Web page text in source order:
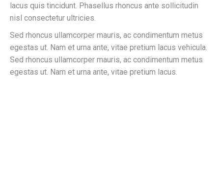
lacus quis tincidunt. Phasellus rhoncus ante sollicitudin
nisl consectetur ultricies.
Sed rhoncus ullamcorper mauris, ac condimentum metus
egestas ut. Nam et urna ante, vitae pretium lacus vehicula.
Sed rhoncus ullamcorper mauris, ac condimentum metus
egestas ut. Nam et urna ante, vitae pretium lacus.